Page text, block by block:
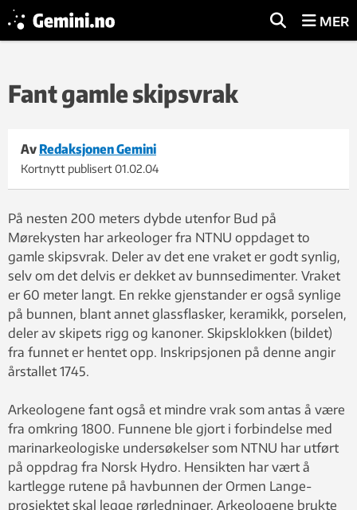
MER
Fant gamle skipsvrak
Av Redaksjonen Gemini
Kortnytt publisert01.02.04
På nesten 200 meters dybde utenfor Bud på
Mørekysten har arkeologer fra NTNU oppdaget to
gamle skipsvrak. Deler av det ene vraket er godt synlig,
selv om det delvis er dekket av bunnsedimenter. Vraket
er 60 meter langt. En rekke gjenstander er også synlige
på bunnen, blant annet glassflasker, keramikk, porselen,
deler av skipets rigg og kanoner. Skipsklokken (bildet)
fra funnet er hentet opp. Inskripsjonen på denne angir
årstallet 1745.
Arkeologene fant også et mindre vrak som antas å være
fra omkring 1800. Funnene ble gjort i forbindelse med
marinarkeologiske undersøkelser som NTNU har utført
på oppdrag fra Norsk Hydro. Hensikten har vært å
kartlegge rutene på havbunnen der Ormen Lange-
prosjektet skal legge rørledninger. Arkeologene brukte